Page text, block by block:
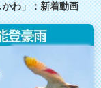
わ」：新着動画